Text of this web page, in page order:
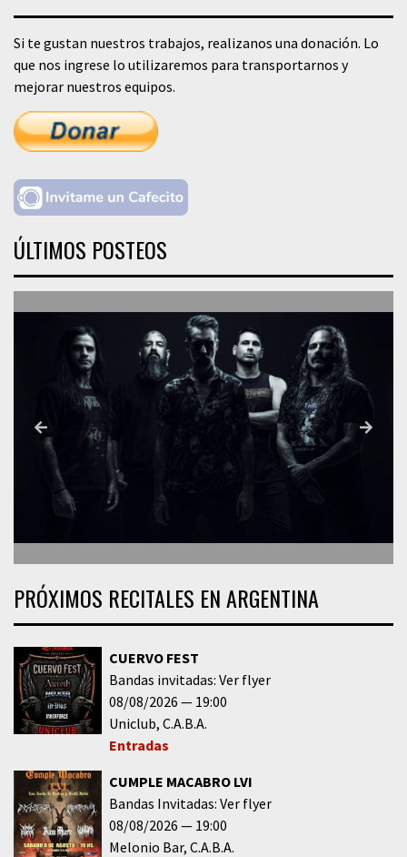
Si te gustan nuestros trabajos, realizanos una donación. Lo
que nos ingrese lo utilizaremos para transportarnos y
mejorar nuestros equipos.
ÚLTIMOS POSTEOS
PRÓXIMOS RECITALES EN ARGENTINA
CUERVO FEST
Bandas invitadas: Ver flyer
08/08/2026
19:00
Uniclub C.A.B.A.
Entradas
CUMPLE MACABRO LVI
Bandas Invitadas: Ver flyer
08/08/2026
19:00
Melonio Bar C.A.B.A.